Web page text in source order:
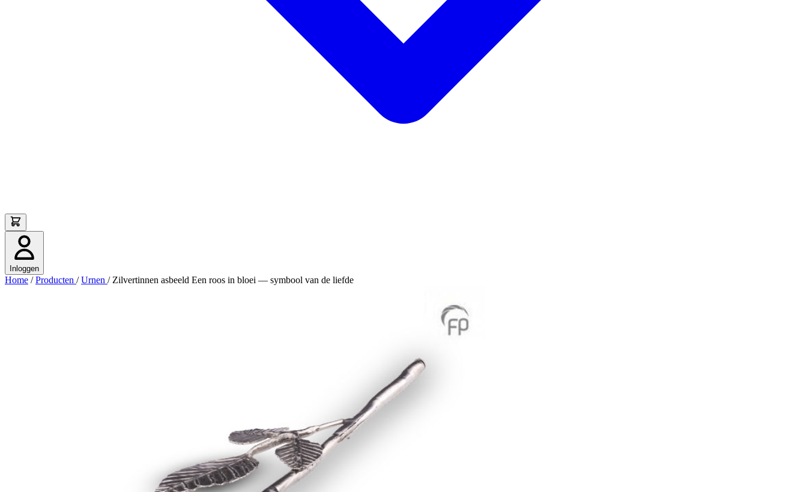
Inloggen
Home / Producten / Urnen / Zilvertinnen asbeeld Een roos in bloei — symbool van de liefde